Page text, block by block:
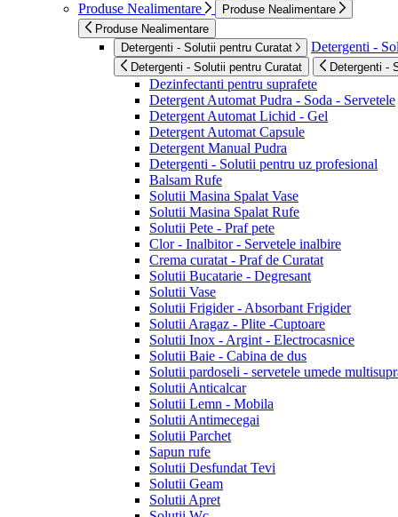
Produse Nealimentare
Produse Nealimentare
Produse Nealimentare
Detergenti - Solutii pentru Curatat
Detergenti -
Detergenti - Solutii pentru Curatat Detergenti -
Dezinfectanti pentru suprafete
Detergent Automat Pudra - Soda - Servetele
Detergent Automat Lichid - Gel
Detergent Automat Capsule
Detergent Manual Pudra
Detergenti - Solutii pentru uz profesional
Balsam Rufe
Solutii Masina Spalat Vase
Solutii Masina Spalat Rufe
Solutii Pete - Praf pete
Clor - Inalbitor - Servetele inalbire
Crema curatat - Praf de Curatat
Solutii Bucatarie - Degresant
Solutii Vase
Solutii Frigider - Absorbant Frigider
Solutii Aragaz - Plite -Cuptoare
Solutii Inox - Argint - Electrocasnice
Solutii Baie - Cabina de dus
Solutii pardoseli - servetele umede
Solutii Anticalcar
Solutii Lemn - Mobila
Solutii Antimecegai
Solutii Parchet
Sapun rufe
Solutii Desfundat Tevi
Solutii Geam
Solutii Apret